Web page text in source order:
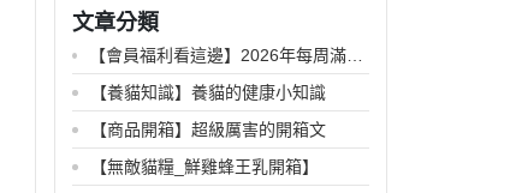
文章分類
【會員福利看這邊】2026年每周滿滿
活動開跑中!
【養貓知識】養貓的健康小知識
【商品開箱】超級厲害的開箱文
【無敵貓糧_鮮雞蜂王乳開箱】